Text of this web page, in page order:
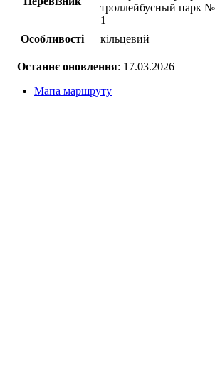
троллейбусный парк №
1
Особливості кільцевий
Останнє оновлення: 17.03.2026
Мапа маршруту